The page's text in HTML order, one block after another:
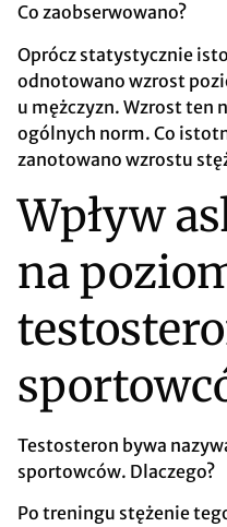
Co zaobserwowano?
Oprócz statystycznie
odnotowano wzrost
u mężczyzn. Wzrost ten
ogólnych norm. Co
zanotowano wzrostu
Wpływ
na
Testosteron bywa
sportowców. Dlaczego?
Po treningu stężenie